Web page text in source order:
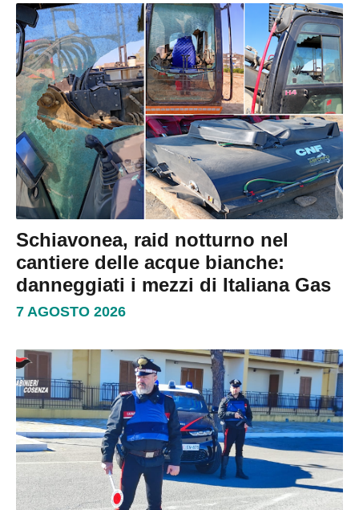
Schiavonea, raid notturno nel
cantiere delle acque bianche:
danneggiati i mezzi di Italiana Gas
7 AGOSTO 2026